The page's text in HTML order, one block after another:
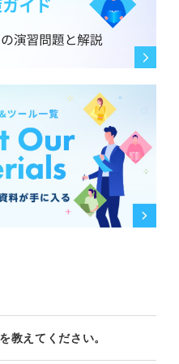
教えてください。